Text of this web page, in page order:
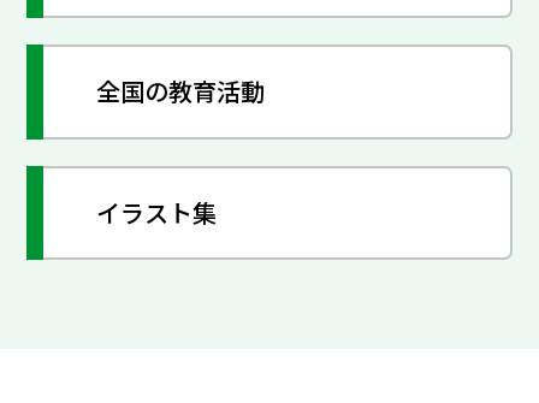
全国の教育活動
イラスト集